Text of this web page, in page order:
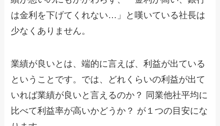
は金利を下げてくれない…」と嘆いている社長は
少なくありません。
業績が良いとは、端的に言えば、利益が出ている
ということです。では、どれくらいの利益が出て
いれば業績が良いと言えるのか？ 同業他社平均に
比べて利益率が高いかどうか？ が１つの目安にな